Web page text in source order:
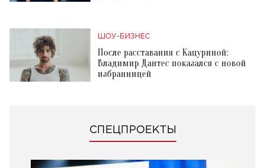
ШОУ-БИЗНЕС
После расставания с Кацуриной:
Владимир Дантес показался с новой
избранницей
СПЕЦПРОЕКТЫ